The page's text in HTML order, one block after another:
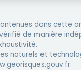
dans cette
de manière
naturels et